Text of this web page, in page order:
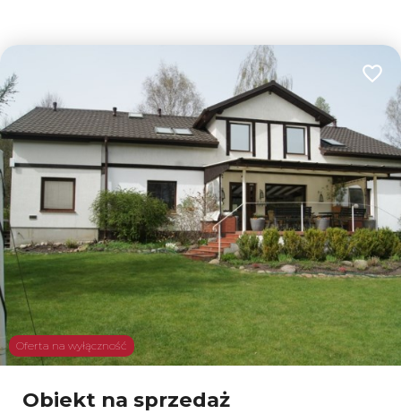
Oferta na wyłączność
Obiekt na sprzedaż